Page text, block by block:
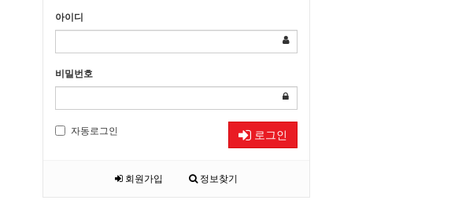
아이디
비밀번호
자동로그인 로그인
회원가입 정보찾기